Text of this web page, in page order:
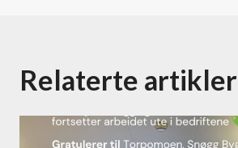
Relaterte artikler